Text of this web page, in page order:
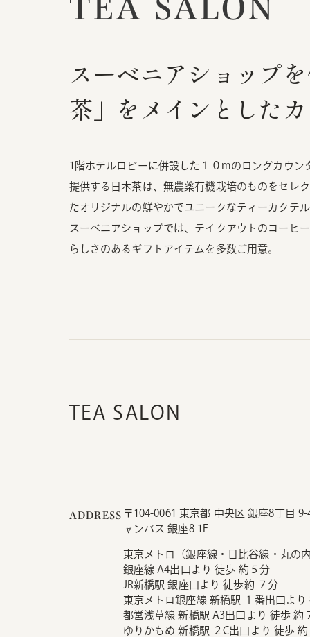
スーベニアショップ
茶」をメインとした
1階ホテルロビーに併設した１０mのロングカウン
提供する日本茶は、無農薬有機栽培のものをセレ
たオリジナルの鮮やかでユニークなティーカクテ
スーベニアショップでは、テイクアウトのコーヒ
らしさのあるギフトアイテムを多数ご用意。
TEA SALON
ADDRESS 〒104-0061 東京都 中央区 銀座8丁目
ャンバス 銀座8 1F
東京メトロ（銀座線・日比谷線・丸の
銀座線 A4出口より 徒歩 約５分
JR新橋駅 銀座口より 徒歩約 ７分
東京メトロ銀座線 新橋駅 １番出口より
都営浅草線 新橋駅 A3出口より 徒歩 約
ゆりかもめ 新橋駅 ２C出口より 徒歩